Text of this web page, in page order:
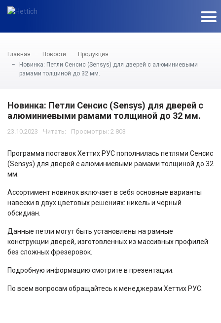
Главная Новости
Продукция
Новинка: Петли Сенсис (Sensys) для дверей с алюминиевыми
рамами толщиной до 32 мм.
Новинка: Петли Сенсис (Sensys) для дверей с
алюминиевыми рамами толщиной до 32 мм.
23.10.2023 Просмотры: 2 803
Программа поставок Хеттих РУС пополнилась петлями Сенсис
(Sensys) для дверей с алюминиевыми рамами толщиной до 32
мм.
Ассортимент новинок включает в себя основные варианты
навески в двух цветовых решениях: никель и чёрный
обсидиан.
Данные петли могут быть установлены на рамные
конструкции дверей, изготовленных из массивных профилей
без сложных фрезеровок.
Подробную информацию смотрите в презентации.
По всем вопросам обращайтесь к менеджерам Хеттих РУС.